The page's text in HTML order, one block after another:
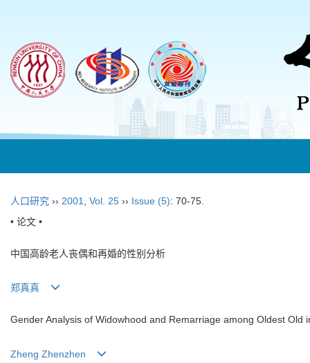
人口研究 ›› 2001 Vol. 25 ›› Issue (5): 70-75.
• 论文 •
中国高龄老人丧偶和再婚的性别分析
郑真真
Gender Analysis of Widowhood and Remarriage among Oldest Old
Zheng Zhenzhen